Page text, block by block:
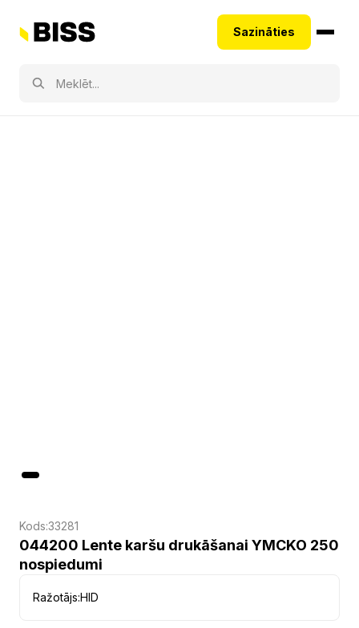
Sazināties
Kods:33281
044200 Lente karšu drukāšanai YMCKO 250
nospiedumi
Ražotājs:HID